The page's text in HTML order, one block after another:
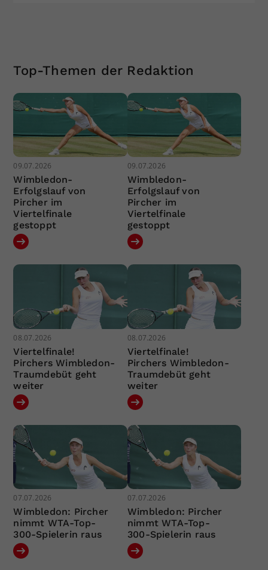
Top-Themen der Redaktion
09.07.2026
Wimbledon-
Erfolgslauf von
Pircher im
Viertelfinale
gestoppt
09.07.2026
Wimbledon-
Erfolgslauf von
Pircher im
Viertelfinale
gestoppt
08.07.2026
Viertelfinale!
Pirchers Wimbledon-
Traumdebüt geht
weiter
08.07.2026
Viertelfinale!
Pirchers Wimbledon-
Traumdebüt geht
weiter
07.07.2026
Wimbledon: Pircher
nimmt WTA-Top-
300-Spielerin raus
07.07.2026
Wimbledon: Pircher
nimmt WTA-Top-
300-Spielerin raus